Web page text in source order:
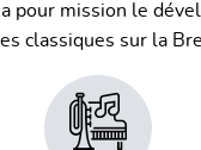
pour mission le
classiques sur la